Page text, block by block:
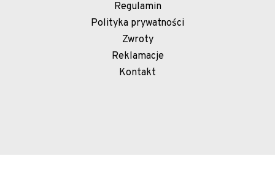
Regulamin
Polityka prywatności
Zwroty
Reklamacje
Kontakt